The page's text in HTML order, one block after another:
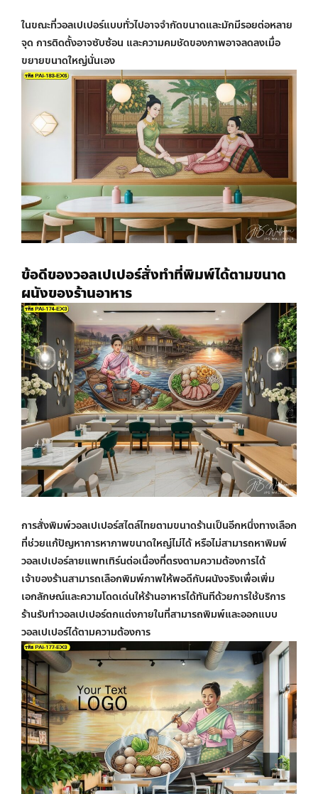
ในขณะที่วอลเปเปอร์แบบทั่วไปอาจจำกัดขนาดและมักมีรอยต่อหลาย
จุด การติดตั้งอาจซับซ้อน และความคมชัดของภาพอาจลดลงเมื่อ
ขยายขนาดใหญ่นั่นเอง
ข้อดีของวอลเปเปอร์สั่งทำที่พิมพ์ได้ตามขนาด
ผนังของร้านอาหาร
การสั่งพิมพ์วอลเปเปอร์สไตล์ไทยตามขนาดร้านเป็นอีกหนึ่งทางเลือก
ที่ช่วยแก้ปัญหาการหาภาพขนาดใหญ่ไม่ได้ หรือไม่สามารถหาพิมพ์
วอลเปเปอร์ลายแพทเทิร์นต่อเนื่องที่ตรงตามความต้องการได้
เจ้าของร้านสามารถเลือกพิมพ์ภาพให้พอดีกับผนังจริงเพื่อเพิ่ม
เอกลักษณ์และความโดดเด่นให้ร้านอาหารได้ทันทีด้วยการใช้บริการ
ร้านรับทำวอลเปเปอร์ตกแต่งภายในที่สามารถพิมพ์และออกแบบ
วอลเปเปอร์ได้ตามความต้องการ